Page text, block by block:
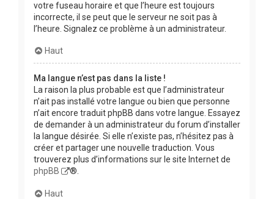
votre fuseau horaire et que l’heure est toujours
incorrecte, il se peut que le serveur ne soit pas à
l’heure. Signalez ce problème à un administrateur.
Haut
Ma langue n’est pas dans la liste !
La raison la plus probable est que l’administrateur
n’ait pas installé votre langue ou bien que personne
n’ait encore traduit phpBB dans votre langue. Essayez
de demander à un administrateur du forum d’installer
la langue désirée. Si elle n’existe pas, n’hésitez pas à
créer et partager une nouvelle traduction. Vous
trouverez plus d’informations sur le site Internet de
phpBB
®.
Haut